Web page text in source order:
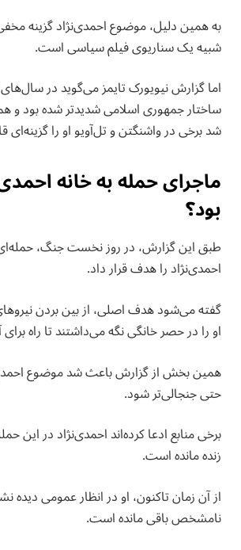
به همین دلیل، موضوع احمدی‌نژاد گزینه
شبیه یک سناریوی فیلم سیاسی است.
اما گزارش نیویورک تایمز می‌گوید در سال‌های
ساختار جمهوری اسلامی شدیدتر شده بود و
شد برخی در واشنگتن و تل‌آویو او را گزینه‌ای
ماجرای حمله به خانه
بود؟
طبق این گزارش، در روز نخست جنگ، حمله‌ای
احمدی‌نژاد را هدف قرار داد.
گفته می‌شود هدف اصلی، از بین بردن
او را در حصر خانگی نگه می‌داشتند تا راه
همین بخش از گزارش باعث شد موضوع
حتی جنجالی‌تر شود.
برخی منابع ادعا کرده‌اند احمدی‌نژاد در این
زنده مانده است.
از آن زمان تاکنون، او در انظار عمومی
نامشخص باقی مانده است.